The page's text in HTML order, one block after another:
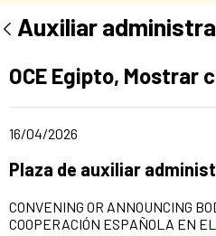
Auxiliar
Ad section:
OCE Egipto, Mostrar
Date of publication of the news
16/04/2026
Title of the
Plaza de auxiliar
CONVENING OR ANNOUNCING
COOPERACIÓN ESPAÑOLA EN